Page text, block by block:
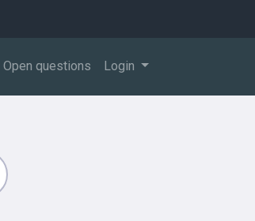
Open questions Login